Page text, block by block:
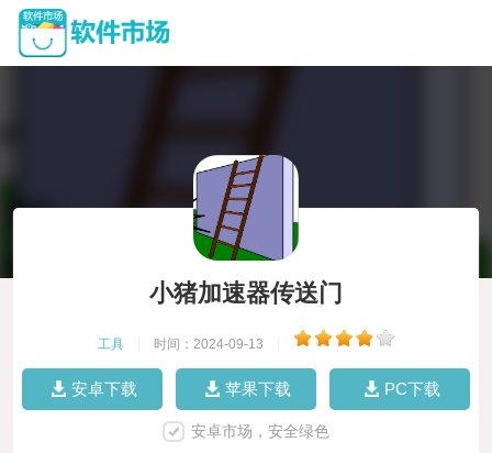
小猪加速器传送门
工具 时间：2024-09-13
安卓下载 苹果下载 PC下载
安卓市场，安全绿色